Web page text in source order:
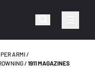
ARMI
1911 MAGAZINES